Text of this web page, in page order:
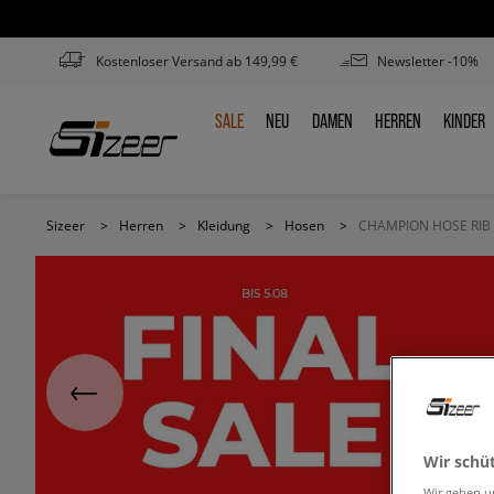
Kostenloser Versand ab 149,99 € Newsletter -10%
SALE
SALE NEU
NEU DAMEN
DAMEN HERREN
HERREN KINDER
KINDER
Sizeer > Herren > Kleidung > Hosen > CHAMPION HOSE RIB
Wir